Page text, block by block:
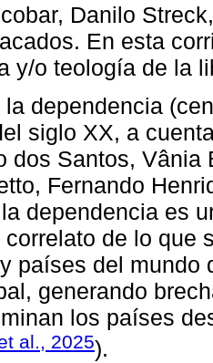
Danilo
En esta
y/o teología de la
la dependencia
siglo XX, a
dos Santos, Vânia
Fernando
dependencia es
correlato de lo que
países del mundo
generando
los países
al., 2025).